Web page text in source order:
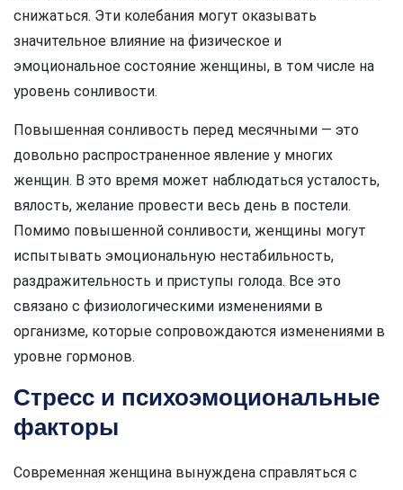
снижаться. Эти колебания могут оказывать
значительное влияние на физическое и
эмоциональное состояние женщины, в том числе на
уровень сонливости.
Повышенная сонливость перед месячными — это
довольно распространенное явление у многих
женщин. В это время может наблюдаться усталость,
вялость, желание провести весь день в постели.
Помимо повышенной сонливости, женщины могут
испытывать эмоциональную нестабильность,
раздражительность и приступы голода. Все это
связано с физиологическими изменениями в
организме, которые сопровождаются изменениями в
уровне гормонов.
Стресс и психоэмоциональные
факторы
Современная женщина вынуждена справляться с